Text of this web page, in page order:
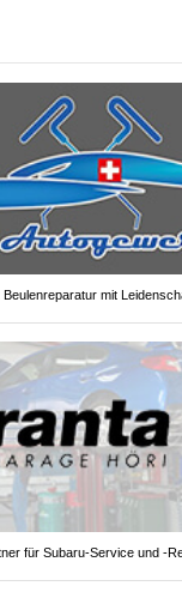
mit
für Subaru-Service und -